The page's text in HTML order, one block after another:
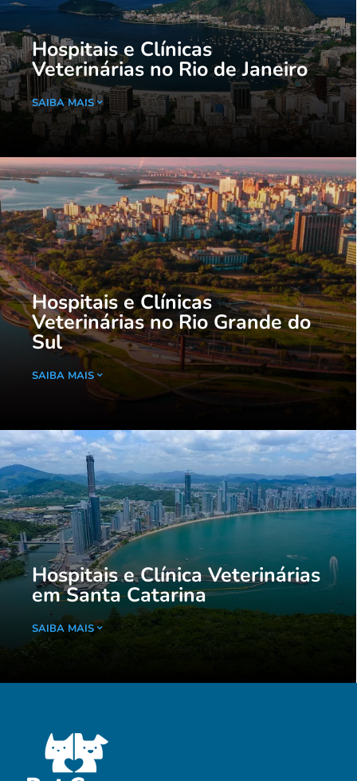
Hospitais e Clínicas
Veterinárias no Rio de Janeiro
SAIBA MAIS
Hospitais e Clínicas
Veterinárias no Rio Grande do
Sul
SAIBA MAIS
Hospitais e Clínica Veterinárias
em Santa Catarina
SAIBA MAIS